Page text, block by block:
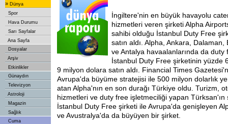
» Dünya
Spor
Hava Durumu
Sarı Sayfalar
Ana Sayfa
Dosyalar
Arşiv
Etkinlikler
Günaydın
Televizyon
Astroloji
Magazin
Sağlık
Cuma
İngiltere'nin en büyük havayolu
hizmetleri veren şirketi Alpha
sahibi olduğu İstanbul Duty Free
satın aldı. Alpha, Ankara, Dalaman,
ve Antalya havaalanlarında da duty
İstanbul Duty Free şirketinin yüzde
9 milyon dolara satın aldı. Financial Times
Avrupa'da büyüme stratejisi ile 500 milyon dolarlık
atan Alpha'nın en son durağı Türkiye oldu. Turizm,
hizmetleri ve duty free işletmeciliği yapan Türksan'ın
İstanbul Duty Free şirketi ile Avrupa'da genişleyen
ve Avustralya'da da büyüyen bir şirket.